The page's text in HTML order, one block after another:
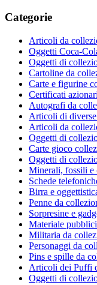
Categorie
Articoli da
Oggetti Coca-
Oggetti di
Cartoline da
Carte e figurine
Certificati
Autografi da
Articoli di
Articoli da
Oggetti di
Carte gioco
Oggetti di
Minerali, fossili e
Schede
Birra e
Penne da
Sorpresine e
Materiale
Militaria da
Personaggi da
Pins e spille da
Articoli dei Puffi
Oggetti di